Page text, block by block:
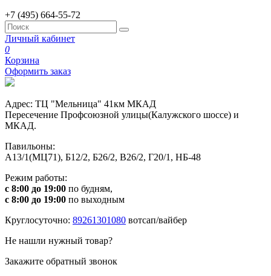
+7 (495) 664-55-72
Личный кабинет
0
Корзина
Оформить заказ
Адрес: ТЦ "Мельница" 41км МКАД
Пересечение Профсоюзной улицы(Калужского шоссе) и
МКАД.
Павильоны:
А13/1(МЦ71), Б12/2, Б26/2, В26/2, Г20/1, НБ-48
Режим работы:
с 8:00 до 19:00 по будням,
с 8:00 до 19:00 по выходным
Круглосуточно: 89261301080 вотсап/вайбер
Не нашли нужный товар?
Закажите обратный звонок